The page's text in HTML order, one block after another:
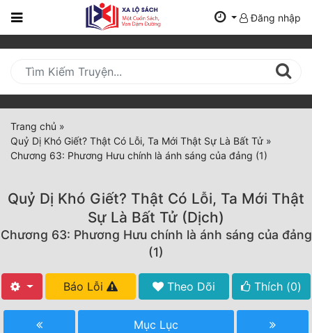
Trang
Mới
Cập
Nhật
(current)
BXH
Hoàn Thành
Đăng nhập
Trang chủ »
Quỷ Dị Khó Giết? Thật Có Lỗi, Ta Mới Thật Sự Là Bất Tử »
Chương 63: Phương Hưu chính là ánh sáng của đảng (1)
Quỷ Dị Khó Giết? Thật Có Lỗi, Ta Mới Thật
Sự Là Bất Tử (Dịch)
Chương 63: Phương Hưu chính là ánh sáng của đảng
(1)
Báo Lỗi Theo Dõi Thích (0)
Mục Lục